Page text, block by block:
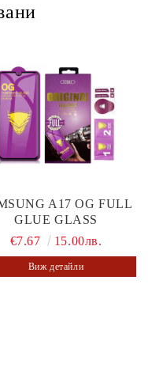
A17 OG FULL
GLUE GLASS
€7.67
15.00лв.
Виж детайли